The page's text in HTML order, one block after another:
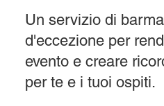
Un servizio di
d'eccezione per
evento e creare
per te e i tuoi ospiti.